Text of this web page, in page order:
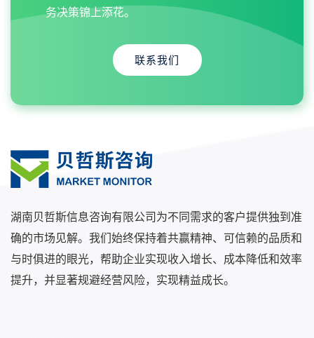
务决策锦上添花。
联系我们
湖南贝哲斯信息咨询有限公司为不同需求的客户提供独到准
确的市场见解。我们始终保持着共赢精神、可信赖的品质和
与时俱进的眼光，帮助企业实现收入增长、成本降低和效率
提升，并显著规避经营风险，实现精益成长。